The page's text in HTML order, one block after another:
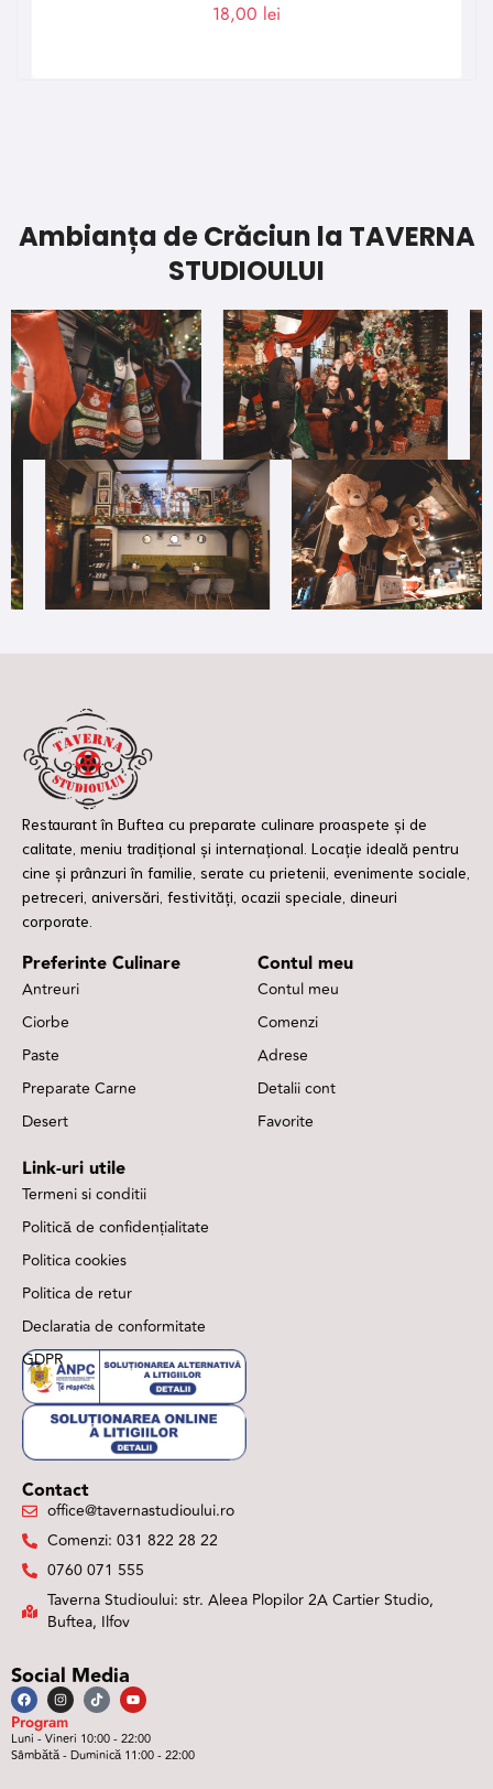
18,00 lei
Ambianța de Crăciun la TAVERNA
STUDIOULUI
Restaurant în Buftea cu preparate culinare proaspete și de
calitate, meniu tradițional și internațional. Locație ideală pentru
cine și prânzuri în familie, serate cu prietenii, evenimente sociale,
petreceri, aniversări, festivități, ocazii speciale, dineuri
corporate.
Preferinte Culinare
Antreuri
Ciorbe
Paste
Preparate Carne
Desert
Contul meu
Contul meu
Comenzi
Adrese
Detalii cont
Favorite
Link-uri utile
Termeni si conditii
Politică de confidențialitate
Politica cookies
Politica de retur
Declaratia de conformitate
GDPR
Contact
office@tavernastudioului.ro
Comenzi: 031 822 28 22
0760 071 555
Taverna Studioului: str. Aleea Plopilor 2A Cartier Studio,
Buftea, Ilfov
Social Media
Program
Luni - Vineri 10:00 - 22:00
Sâmbătă - Duminică 11:00 - 22:00